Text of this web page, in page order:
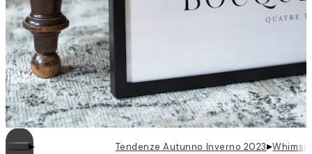
▸ Tendenze Autunno Inverno 2023▸